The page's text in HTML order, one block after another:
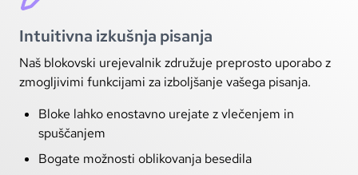
Intuitivna izkušnja pisanja
Naš blokovski urejevalnik združuje preprosto uporabo z
zmogljivimi funkcijami za izboljšanje vašega pisanja.
Bloke lahko enostavno urejate z vlečenjem in
spuščanjem
Bogate možnosti oblikovanja besedila